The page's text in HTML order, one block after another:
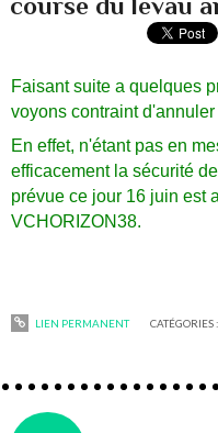
course du levau
Faisant suite a quelques
voyons contraint
En effet, n'étant pas en
efficacement la sécurité
prévue ce jour 16 juin est
VCHORIZON38.
LIEN PERMANENT CATÉGORIES :